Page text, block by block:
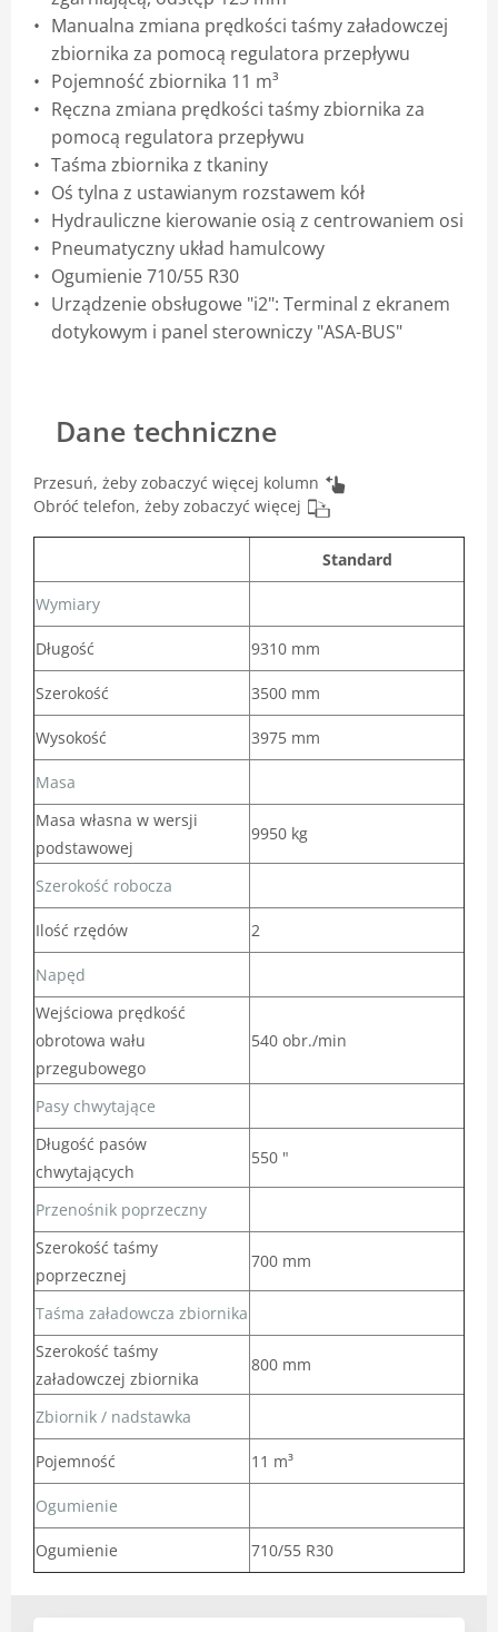
Manualna zmiana prędkości taśmy załadowczej
zbiornika za pomocą regulatora przepływu
Pojemność zbiornika 11 m³
Ręczna zmiana prędkości taśmy zbiornika za
pomocą regulatora przepływu
Taśma zbiornika z tkaniny
Oś tylna z ustawianym rozstawem kół
Hydrauliczne kierowanie osią z centrowaniem osi
Pneumatyczny układ hamulcowy
Ogumienie 710/55 R30
Urządzenie obsługowe "i2": Terminal z ekranem
dotykowym i panel sterowniczy "ASA-BUS"
Dane techniczne
Przesuń, żeby zobaczyć więcej kolumn
Obróć telefon, żeby zobaczyć więcej
Standard
Wymiary
Długość 9310 mm
Szerokość 3500 mm
Wysokość 3975 mm
Masa
Masa własna w wersji
podstawowej
9950 kg
Szerokość robocza
Ilość rzędów 2
Napęd
Wejściowa prędkość
obrotowa wału
przegubowego
540 obr./min
Pasy chwytające
Długość pasów
chwytających
550 "
Przenośnik poprzeczny
Szerokość taśmy
poprzecznej
700 mm
Taśma załadowcza zbiornika
Szerokość taśmy
załadowczej zbiornika
800 mm
Zbiornik / nadstawka
Pojemność 11 m³
Ogumienie
Ogumienie 710/55 R30